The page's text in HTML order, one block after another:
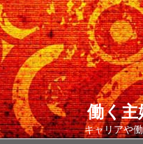
働く主
キャリアや